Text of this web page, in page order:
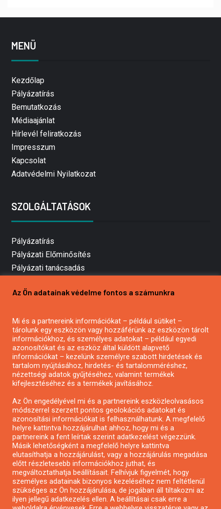
MENÜ
Kezdőlap
Pályázatírás
Bemutatkozás
Médiaajánlat
Hírlevél feliratkozás
Impresszum
Kapcsolat
Adatvédelmi Nyilatkozat
SZOLGÁLTATÁSOK
Pályázatírás
Pályázati Előminősítés
Pályázati tanácsadás
Mezőgazdasági pályázatírás
Pályázatírás civil szervezeteknek
Pályázatírás önkormányzatoknak
Pályázatfigyelés
Specifikus pályázatfigyelés vagy hírlevél
Pályázatok magánszemélyeknek
Pályázatok civil szervezeteknek
Pályázatok vállalkozásoknak
Önkormányzati pályázatok
Mezőgazdasági pályázatok
Falusi turizmus pályázatok
Az Ön adatainak védelme fontos a számunkra
Mi és a partnereink információkat – például sütiket –
tárolunk egy eszközön vagy hozzáférünk az eszközön tárolt
információkhoz, és személyes adatokat – például egyedi
azonosítókat és az eszköz által küldött alapvető
információkat – kezelünk személyre szabott hirdetések és
tartalom nyújtásához, hirdetés- és tartalomméréshez,
nézettségi adatok gyűjtéséhez, valamint termékek
kifejlesztéséhez és a termékek javításához.
Az Ön engedélyével mi és a partnereink eszközleolvasásos
módszerrel szerzett pontos geolokációs adatokat és
azonosítási információkat is felhasználhatunk. A megfelelő
helyre kattintva hozzájárulhat ahhoz, hogy mi és a
partnereink a fent leírtak szerint adatkezelést végezzünk.
Másik lehetőségként a megfelelő helyre kattintva
elutasíthatja a hozzájárulást, vagy a hozzájárulás megadása
előtt részletesebb információkhoz juthat, és
megváltoztathatja beállításait. Felhívjuk figyelmét, hogy
személyes adatainak bizonyos kezeléséhez nem feltétlenül
szükséges az Ön hozzájárulása, de jogában áll tiltakozni az
ilyen jellegű adatkezelés ellen. A beállításai csak erre a